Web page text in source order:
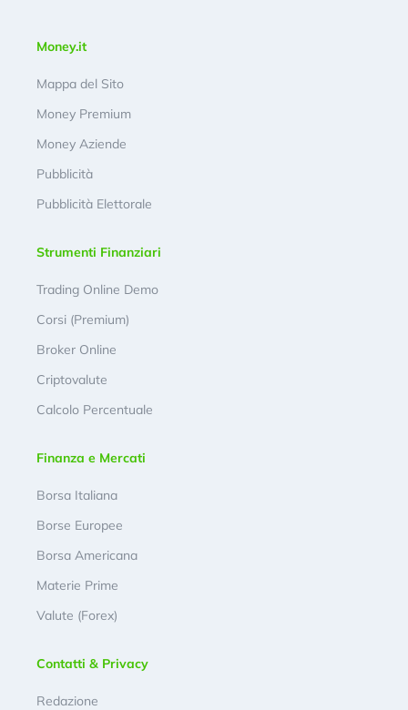
Money.it
Mappa del Sito
Money Premium
Money Aziende
Pubblicità
Pubblicità Elettorale
Strumenti Finanziari
Trading Online Demo
Corsi (Premium)
Broker Online
Criptovalute
Calcolo Percentuale
Finanza e Mercati
Borsa Italiana
Borse Europee
Borsa Americana
Materie Prime
Valute (Forex)
Contatti & Privacy
Redazione